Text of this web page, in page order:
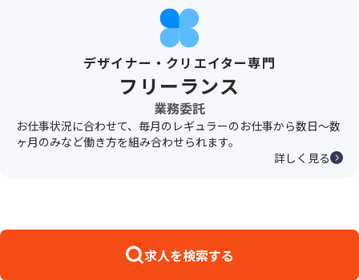
デザイナー・クリエイター専門
フリーランス
業務委託
お仕事状況に合わせて、毎月のレギュラーのお仕事から数日〜数
ヶ月のみなど働き方を組み合わせられます。
詳しく見る
求人を検索する